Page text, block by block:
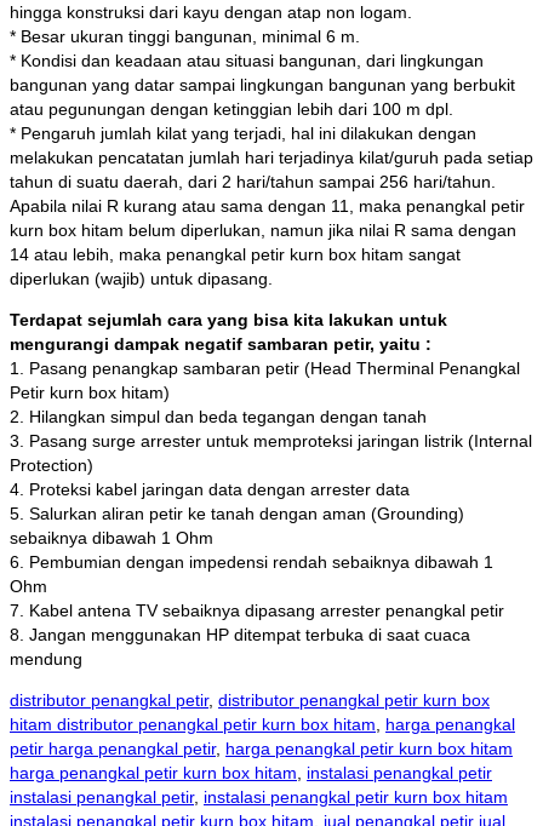
hingga konstruksi dari kayu dengan atap non logam.
* Besar ukuran tinggi bangunan, minimal 6 m.
* Kondisi dan keadaan atau situasi bangunan, dari lingkungan
bangunan yang datar sampai lingkungan bangunan yang berbukit
atau pegunungan dengan ketinggian lebih dari 100 m dpl.
* Pengaruh jumlah kilat yang terjadi, hal ini dilakukan dengan
melakukan pencatatan jumlah hari terjadinya kilat/guruh pada setiap
tahun di suatu daerah, dari 2 hari/tahun sampai 256 hari/tahun.
Apabila nilai R kurang atau sama dengan 11, maka penangkal petir
kurn box hitam belum diperlukan, namun jika nilai R sama dengan
14 atau lebih, maka penangkal petir kurn box hitam sangat
diperlukan (wajib) untuk dipasang.
Terdapat sejumlah cara yang bisa kita lakukan untuk
mengurangi dampak negatif sambaran petir, yaitu :
1. Pasang penangkap sambaran petir (Head Therminal Penangkal
Petir kurn box hitam)
2. Hilangkan simpul dan beda tegangan dengan tanah
3. Pasang surge arrester untuk memproteksi jaringan listrik (Internal
Protection)
4. Proteksi kabel jaringan data dengan arrester data
5. Salurkan aliran petir ke tanah dengan aman (Grounding)
sebaiknya dibawah 1 Ohm
6. Pembumian dengan impedensi rendah sebaiknya dibawah 1
Ohm
7. Kabel antena TV sebaiknya dipasang arrester penangkal petir
8. Jangan menggunakan HP ditempat terbuka di saat cuaca
mendung
distributor penangkal petir, distributor penangkal petir kurn box
hitam distributor penangkal petir kurn box hitam
harga penangkal
petir harga penangkal petir, harga penangkal petir kurn box hitam
harga penangkal petir kurn box hitam
instalasi penangkal petir
instalasi penangkal petir, instalasi penangkal petir kurn box hitam
instalasi penangkal petir kurn box hitam
jual penangkal petir jual